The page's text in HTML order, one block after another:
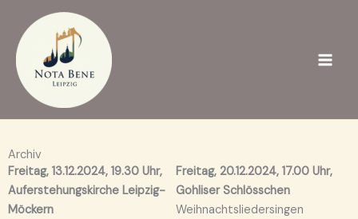
Inhalt
springen
Archiv
Freitag, 13.12.2024, 19.30 Uhr,
Auferstehungskirche Leipzig-
Möckern
Freitag, 20.12.2024, 17.00 Uhr,
Gohliser Schlösschen
Weihnachtsliedersingen